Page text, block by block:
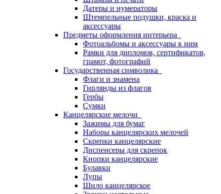
Датеры и нумераторы
Штемпельные подушки, краска и
аксессуары
Предметы оформления интерьера
Фотоальбомы и аксессуары к ним
Рамки для дипломов, сертификатов,
грамот, фотографий
Государственная символика
Флаги и знамена
Гирлянды из флагов
Гербы
Сумки
Канцелярские мелочи
Зажимы для бумаг
Наборы канцелярских мелочей
Скрепки канцелярские
Диспенсеры для скрепок
Кнопки канцелярские
Булавки
Лупы
Шило канцелярское